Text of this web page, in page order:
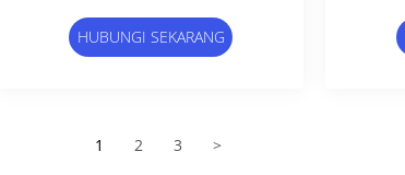
HUBUNGI SEKARANG
1 2 3 >